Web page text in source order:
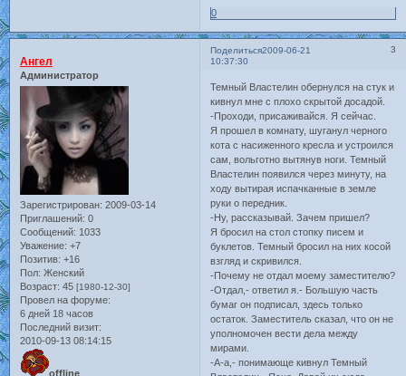
0
Поделиться 3
2009-06-21
10:37:30
Ангел
Администратор
Зарегистрирован: 2009-03-14
Приглашений: 0
Сообщений: 1033
Уважение: +7
Позитив: +16
Пол: Женский
Возраст: 45 [1980-12-30]
Провел на форуме:
6 дней 18 часов
Последний визит:
2010-09-13 08:14:15
offline
Темный Властелин обернулся на стук и
кивнул мне с плохо скрытой досадой.
-Проходи, присаживайся. Я сейчас.
Я прошел в комнату, шуганул черного
кота с насиженного кресла и устроился
сам, вольготно вытянув ноги. Темный
Властелин появился через минуту, на
ходу вытирая испачканные в земле
руки о передник.
-Ну, рассказывай. Зачем пришел?
Я бросил на стол стопку писем и
буклетов. Темный бросил на них косой
взгляд и скривился.
-Почему не отдал моему заместителю?
-Отдал,- ответил я.- Большую часть
бумаг он подписал, здесь только
остаток. Заместитель сказал, что он не
уполномочен вести дела между
мирами.
-А-а,- понимающе кивнул Темный